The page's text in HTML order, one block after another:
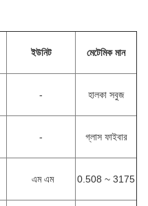
ইউনিট মেটেমিক মান
- হালকা সবুজ
- গ্লাস ফাইবার
এম এম 0.508 ~ 3175